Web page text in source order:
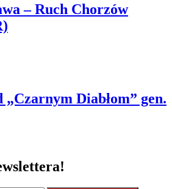
– Ruch Chorzów
„Czarnym Diabłom” gen.